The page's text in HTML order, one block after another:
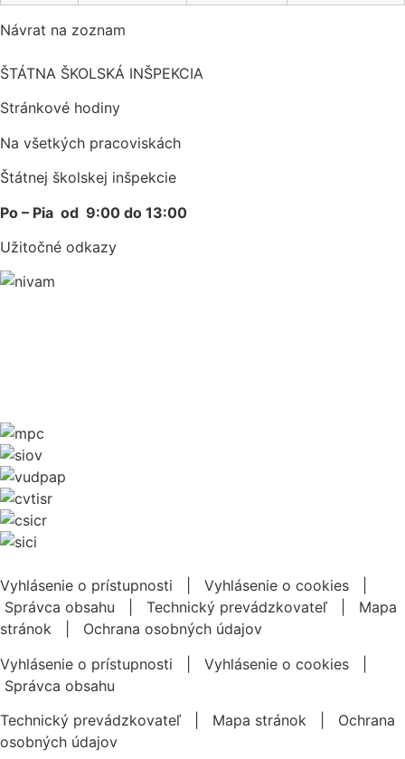
Návrat na zoznam
ŠTÁTNA ŠKOLSKÁ INŠPEKCIA
Stránkové hodiny​
Na všetkých pracoviskách
Štátnej školskej inšpekcie
Po – Pia od 9:00 do 13:00
Užitočné odkazy
Vyhlásenie o prístupnosti Vyhlásenie o cookies
Správca obsahu
Technický prevádzkovateľ
Mapa
stránok
Ochrana osobných údajov
Vyhlásenie o prístupnosti
Vyhlásenie o cookies
Správca obsahu
Technický prevádzkovateľ
Mapa stránok
Ochrana
osobných údajov